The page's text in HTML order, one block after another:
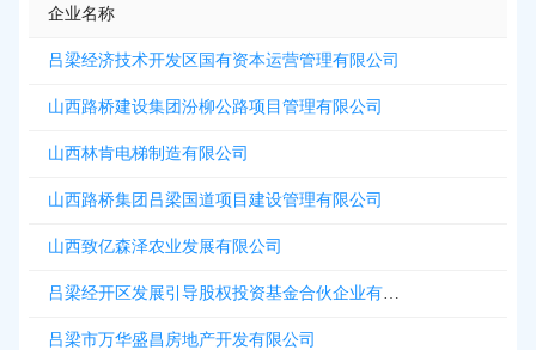
企业名称
吕梁经济技术开发区国有资本运营管理有限公司
山西路桥建设集团汾柳公路项目管理有限公司
山西林肯电梯制造有限公司
山西路桥集团吕梁国道项目建设管理有限公司
山西致亿森泽农业发展有限公司
吕梁经开区发展引导股权投资基金合伙企业有限合伙
吕梁市万华盛昌房地产开发有限公司